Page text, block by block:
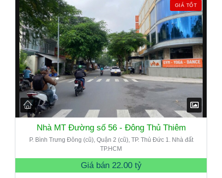
GIÁ TỐT
Nhà MT Đường số 56 - Đông Thủ Thiêm
P. Bình Trưng Đông (cũ), Quận 2 (cũ), TP. Thủ Đức 1. Nhà đất
TP.HCM
Giá bán 22.00 tỷ